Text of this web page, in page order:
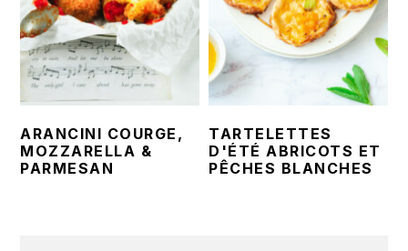
ARANCINI COURGE,
MOZZARELLA &
PARMESAN
TARTELETTES
D'ÉTÉ ABRICOTS ET
PÊCHES BLANCHES